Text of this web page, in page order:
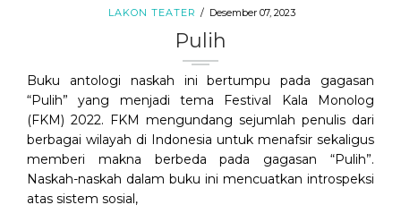
LAKON TEATER Desember 07, 2023
Pulih
Buku antologi naskah ini bertumpu pada gagasan
“Pulih” yang menjadi tema Festival Kala Monolog
(FKM) 2022. FKM mengundang sejumlah penulis dari
berbagai wilayah di Indonesia untuk menafsir sekaligus
memberi makna berbeda pada gagasan “Pulih”.
Naskah-naskah dalam buku ini mencuatkan introspeksi
atas sistem sosial,